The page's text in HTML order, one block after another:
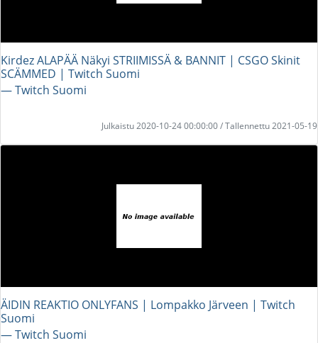
Kirdez ALAPÄÄ Näkyi STRIIMISSÄ & BANNIT | CSGO Skinit
SCÄMMED | Twitch Suomi
― Twitch Suomi
Julkaistu 2020-10-24 00:00:00 / Tallennettu 2021-05-19
ÄIDIN REAKTIO ONLYFANS | Lompakko Järveen | Twitch
Suomi
― Twitch Suomi